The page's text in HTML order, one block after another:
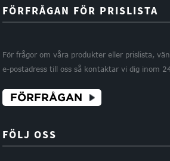
FÖRFRÅGAN FÖR PRISLISTA
För frågor om våra produkter eller prislista,
e-postadress till oss så kontaktar vi dig inom
FÖRFRÅGAN
FÖLJ OSS